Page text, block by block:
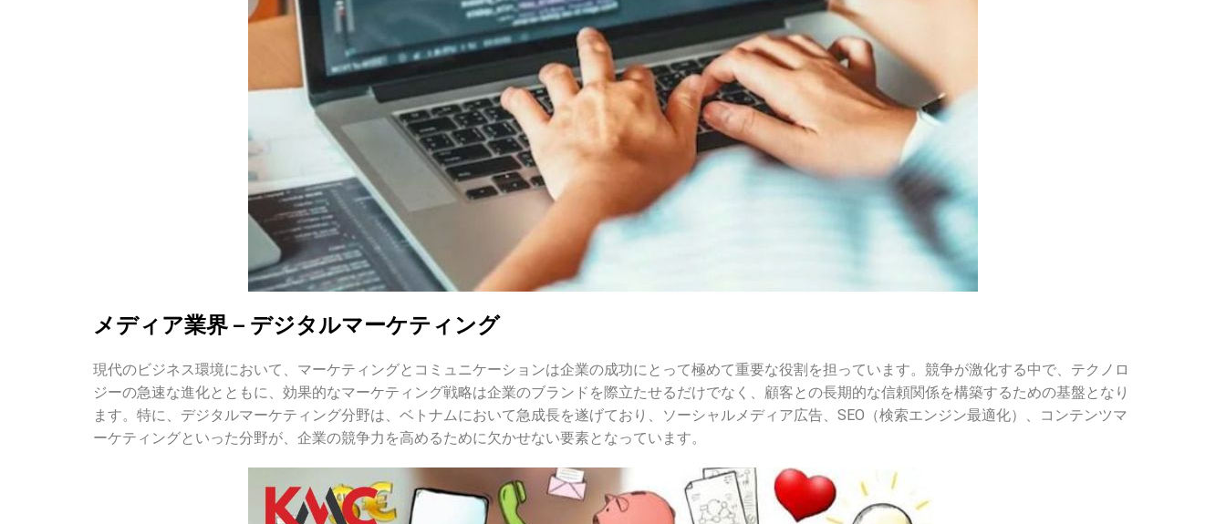
メディア業界 – デジタルマーケティング
現代のビジネス環境において、マーケティングとコミュニケーションは企業の成功にとって極めて重要な役割を担っています。競争が激化する中で、テクノロ
ジーの急速な進化とともに、効果的なマーケティング戦略は企業のブランドを際立たせるだけでなく、顧客との長期的な信頼関係を構築するための基盤となり
ます。特に、デジタルマーケティング分野は、ベトナムにおいて急成長を遂げており、ソーシャルメディア広告、SEO（検索エンジン最適化）、コンテンツマ
ーケティングといった分野が、企業の競争力を高めるために欠かせない要素となっています。